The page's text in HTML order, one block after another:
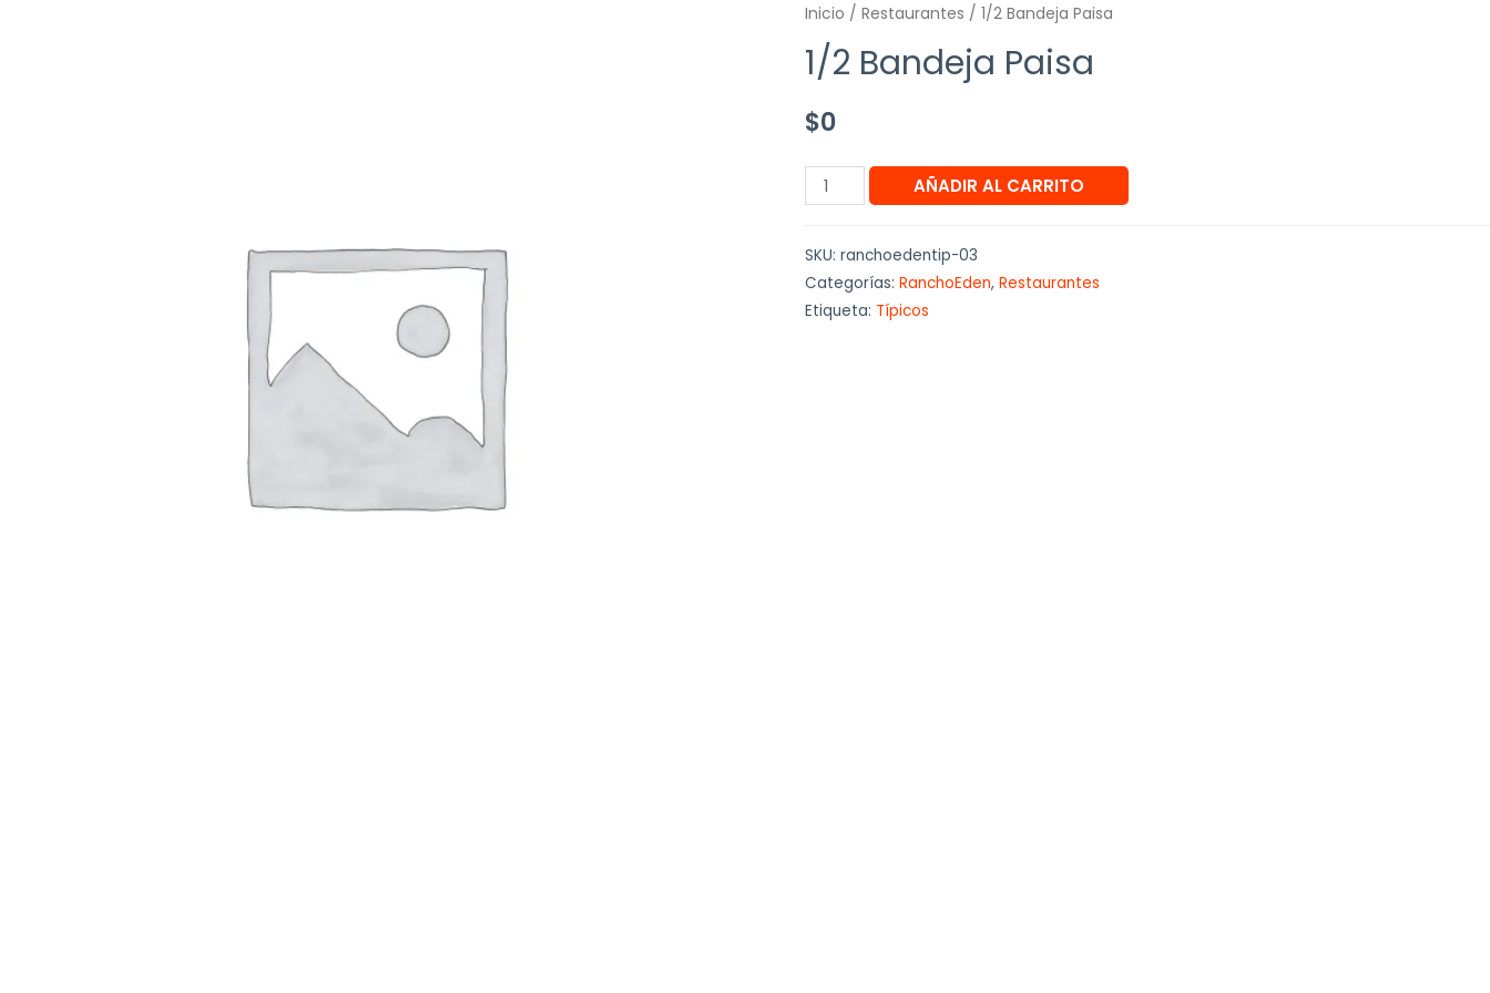
Inicio / Restaurantes / 1/2 Bandeja Paisa
1/2 Bandeja Paisa
$0
AÑADIR AL CARRITO
SKU: ranchoedentip-03
Categorías: RanchoEden, Restaurantes
Etiqueta: Típicos